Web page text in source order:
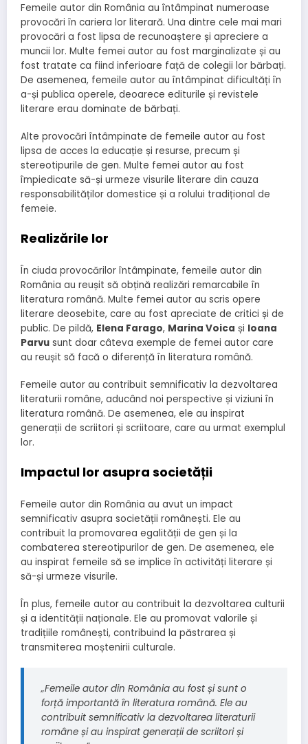
Femeile autor din România au întâmpinat numeroase
provocări în cariera lor literară. Una dintre cele mai mari
provocări a fost lipsa de recunoaștere și apreciere a
muncii lor. Multe femei autor au fost marginalizate și au
fost tratate ca fiind inferioare față de colegii lor bărbați.
De asemenea, femeile autor au întâmpinat dificultăți în
a-și publica operele, deoarece editurile și revistele
literare erau dominate de bărbați.
Alte provocări întâmpinate de femeile autor au fost
lipsa de acces la educație și resurse, precum și
stereotipurile de gen. Multe femei autor au fost
împiedicate să-și urmeze visurile literare din cauza
responsabilităților domestice și a rolului tradițional de
femeie.
Realizările lor
În ciuda provocărilor întâmpinate, femeile autor din
România au reușit să obțină realizări remarcabile în
literatura română. Multe femei autor au scris opere
literare deosebite, care au fost apreciate de critici și de
public. De pildă, Elena Farago, Marina Voica și Ioana
Parvu sunt doar câteva exemple de femei autor care
au reușit să facă o diferență în literatura română.
Femeile autor au contribuit semnificativ la dezvoltarea
literaturii române, aducând noi perspective și viziuni în
literatura română. De asemenea, ele au inspirat
generații de scriitori și scriitoare, care au urmat exemplul
lor.
Impactul lor asupra societății
Femeile autor din România au avut un impact
semnificativ asupra societății românești. Ele au
contribuit la promovarea egalității de gen și la
combaterea stereotipurilor de gen. De asemenea, ele
au inspirat femeile să se implice în activități literare și
să-și urmeze visurile.
În plus, femeile autor au contribuit la dezvoltarea culturii
și a identității naționale. Ele au promovat valorile și
tradițiile românești, contribuind la păstrarea și
transmiterea moștenirii culturale.
„Femeile autor din România au fost și sunt o
forță importantă în literatura română. Ele au
contribuit semnificativ la dezvoltarea literaturii
române și au inspirat generații de scriitori și